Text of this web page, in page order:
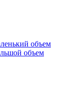
объем
объем